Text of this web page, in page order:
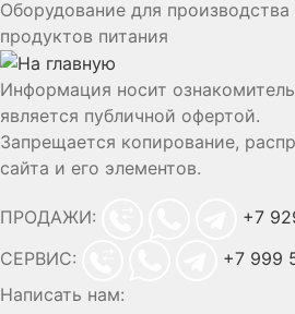
Оборудование для производства
продуктов питания
Информация носит
является публичной офертой.
Запрещается копирование,
сайта и его элементов.
ПРОДАЖИ:
+7
СЕРВИС:
+7 999
Написать нам: